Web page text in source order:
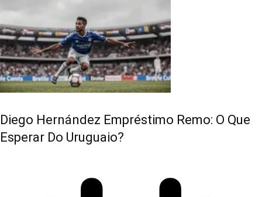
Diego Hernández Empréstimo Remo: O Que
Esperar Do Uruguaio?